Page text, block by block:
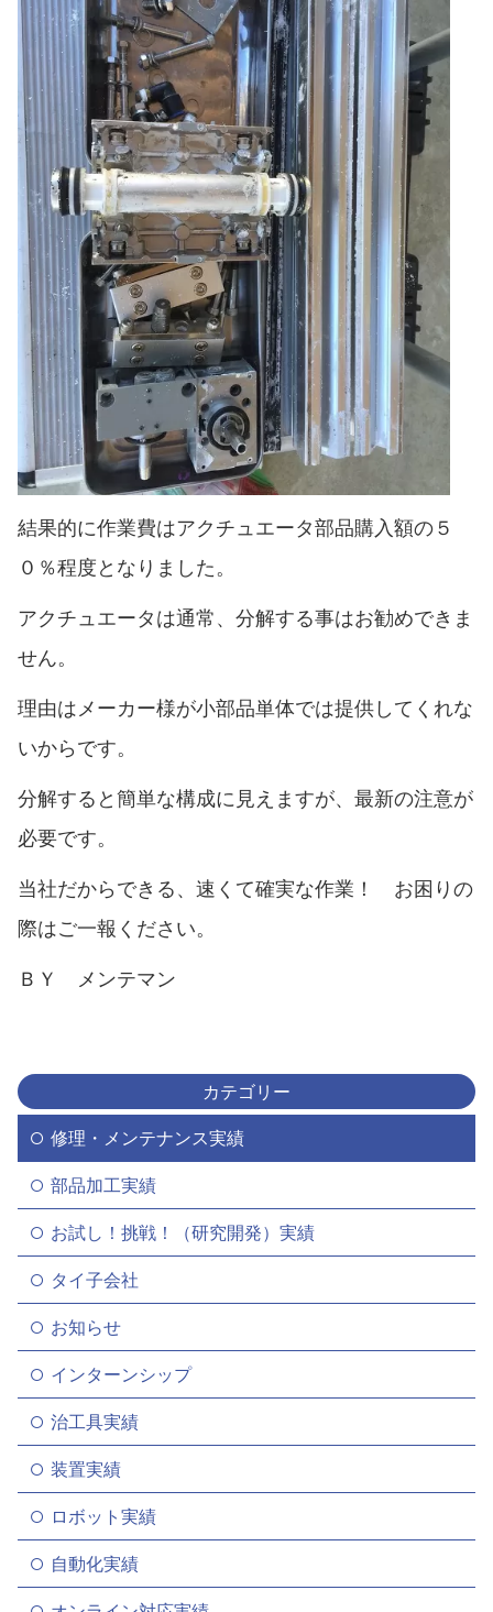
結果的に作業費はアクチュエータ部品購入額の５
０％程度となりました。
アクチュエータは通常、分解する事はお勧めできま
せん。
理由はメーカー様が小部品単体では提供してくれな
いからです。
分解すると簡単な構成に見えますが、最新の注意が
必要です。
当社だからできる、速くて確実な作業！ お困りの
際はご一報ください。
ＢＹ メンテマン
カテゴリー
修理・メンテナンス実績
部品加工実績
お試し！挑戦！（研究開発）実績
タイ子会社
お知らせ
インターンシップ
治工具実績
装置実績
ロボット実績
自動化実績